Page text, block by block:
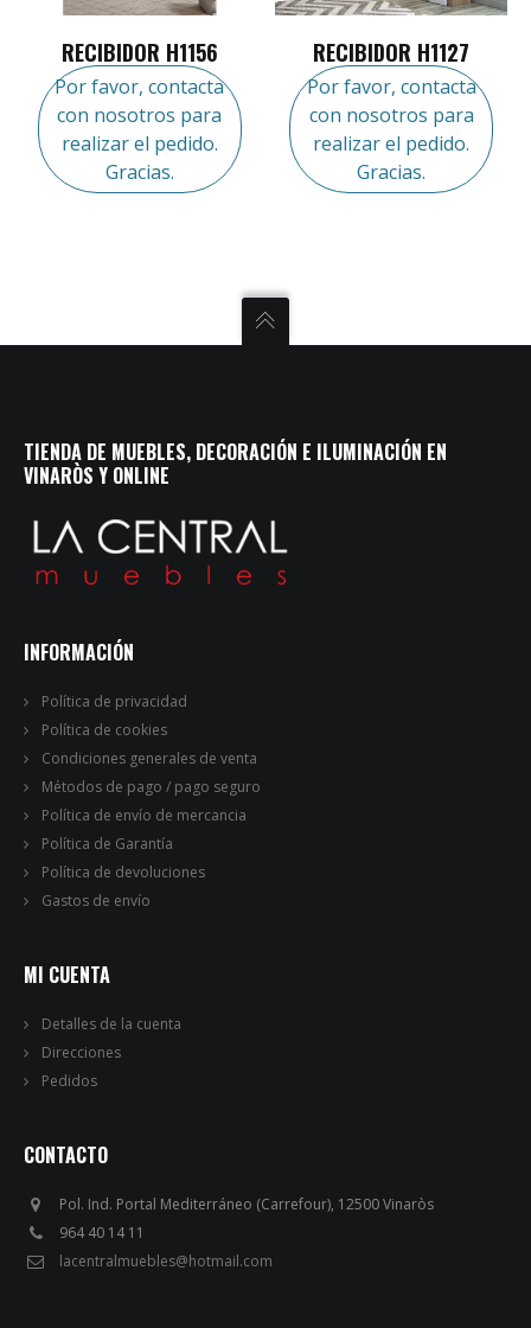
RECIBIDOR H1156
Por favor, contacta
con nosotros para
realizar el pedido.
Gracias.
RECIBIDOR H1127
Por favor, contacta
con nosotros para
realizar el pedido.
Gracias.
TIENDA DE MUEBLES, DECORACIÓN E ILUMINACIÓN EN
VINARÒS Y ONLINE
INFORMACIÓN
Política de privacidad
Política de cookies
Condiciones generales de venta
Métodos de pago / pago seguro
Política de envío de mercancia
Política de Garantía
Política de devoluciones
Gastos de envío
MI CUENTA
Detalles de la cuenta
Direcciones
Pedidos
CONTACTO
Pol. Ind. Portal Mediterráneo (Carrefour), 12500 Vinaròs
964 40 14 11
lacentralmuebles@hotmail.com